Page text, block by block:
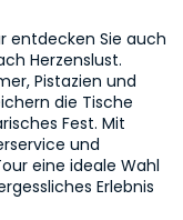
entdecken Sie auch
Herzenslust.
Pistazien und
die Tische
Fest. Mit
und
eine ideale Wahl
Erlebnis